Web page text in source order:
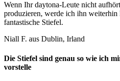
Wenn Ihr daytona-Leute nicht
produzieren, werde ich ihn
fantastische Stiefel.
Niall F. aus Dublin, Irland
Die Stiefel sind genau so wie ich
vorstelle